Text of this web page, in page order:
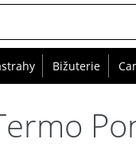
Bižuterie